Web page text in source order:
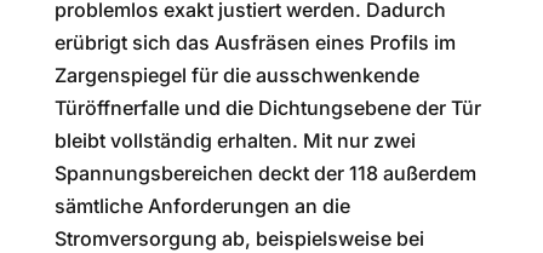
problemlos exakt justiert werden. Dadurch
erübrigt sich das Ausfräsen eines Profils im
Zargenspiegel für die ausschwenkende
Türöffnerfalle und die Dichtungsebene der Tür
bleibt vollständig erhalten. Mit nur zwei
Spannungsbereichen deckt der 118 außerdem
sämtliche Anforderungen an die
Stromversorgung ab, beispielsweise bei